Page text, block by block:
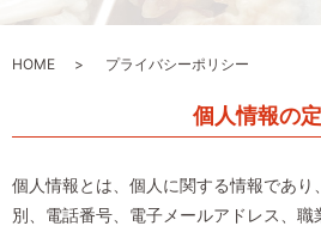
HOME プライバシーポリシー
個人情報の
個人情報とは、個人に関する情報であり
別、電話番号、電子メールアドレス、職